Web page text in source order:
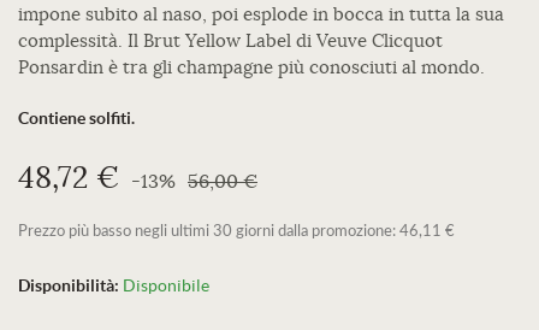
impone subito al naso, poi esplode in bocca in tutta la sua
complessità. Il Brut Yellow Label di Veuve Clicquot
Ponsardin è tra gli champagne più conosciuti al mondo.
Contiene solfiti.
48,72 € -13% 56,00 €
Prezzo più basso negli ultimi 30 giorni dalla promozione: 46,11 €
Disponibilità: Disponibile